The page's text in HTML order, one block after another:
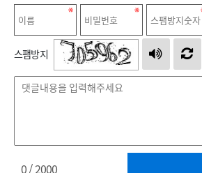
스팸방지
0/ 2000